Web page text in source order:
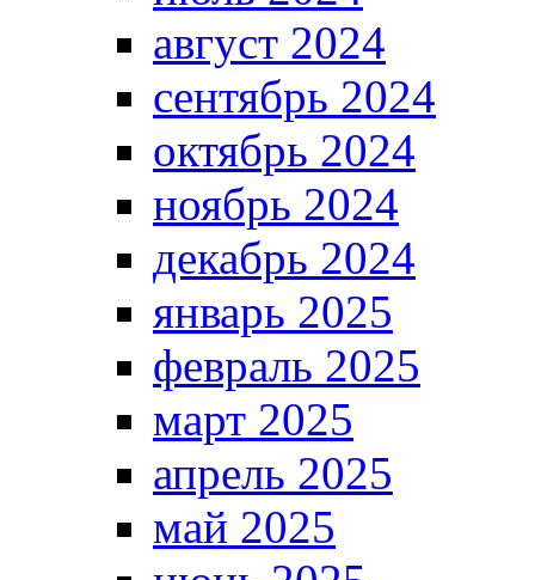
август 2024
сентябрь 2024
октябрь 2024
ноябрь 2024
декабрь 2024
январь 2025
февраль 2025
март 2025
апрель 2025
май 2025